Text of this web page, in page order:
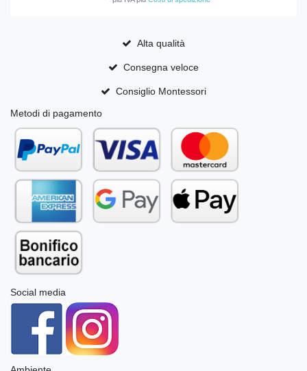
Alta qualità
Consegna veloce
Consiglio Montessori
Metodi di pagamento
Social media